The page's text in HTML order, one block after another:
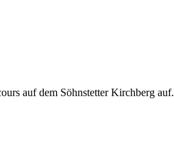
auf dem Söhnstetter Kirchberg auf.